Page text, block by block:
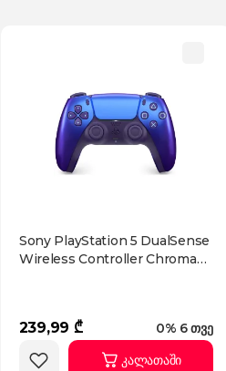
Sony PlayStation 5 DualSense
Wireless Controller Chroma
239,99 ₾ 0% 6 თვე
კალათაში